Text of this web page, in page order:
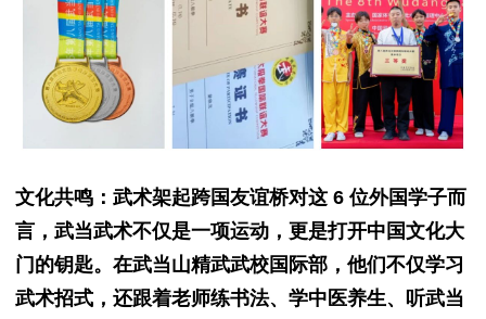
文化共鸣：武术架起跨国友谊桥对这 6 位外国学子而
言，武当武术不仅是一项运动，更是打开中国文化大
门的钥匙。在武当山精武武校国际部，他们不仅学习
武术招式，还跟着老师练书法、学中医养生、听武当